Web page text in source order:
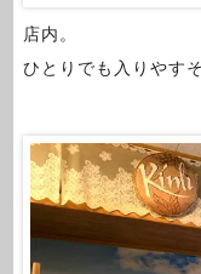
店内。
ひとりでも入りやす